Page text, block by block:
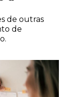
de outras
de